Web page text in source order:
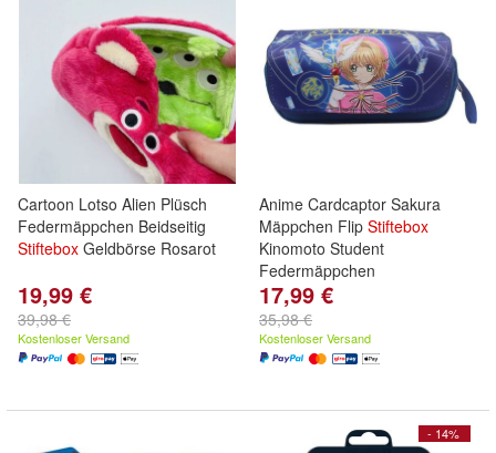
Cartoon Lotso Alien Plüsch
Federmäppchen Beidseitig
Stiftebox Geldbörse Rosarot
19,99 €
39,98 €
Kostenloser Versand
Anime Cardcaptor Sakura
Mäppchen Flip Stiftebox
Kinomoto Student
Federmäppchen
17,99 €
35,98 €
Kostenloser Versand
- 14%